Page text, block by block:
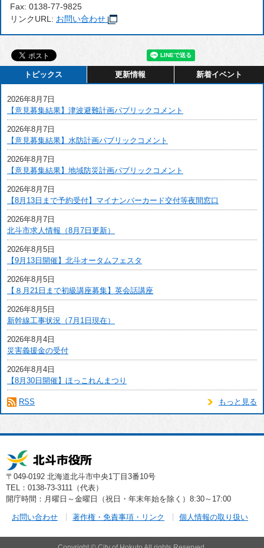
Fax: 0138-77-9825
リンクURL: お問い合わせ
トピックス 更新情報 新着イベント
2026年8月7日
【意見募集結果】津波避難計画パブリックコメント
2026年8月7日
【意見募集結果】水防計画パブリックコメント
2026年8月7日
【意見募集結果】地域防災計画パブリックコメント
2026年8月7日
【8月13日まで予約受付】マイナンバーカード交付等夜間窓口
2026年8月7日
北斗市求人情報（8月7日更新）
2026年8月5日
【9月13日開催】北斗オータムフェスタ
2026年8月5日
【８月21日まで初級講座募集】英会話講座
2026年8月5日
新幹線工事状況（7月1日現在）
2026年8月4日
災害義援金の受付
2026年8月4日
【8月30日開催】ほっこれんまつり
もっと見る
RSS
〒049-0192 北海道北斗市中央1丁目3番10号
TEL：0138-73-3111（代表）
開庁時間：月曜日～金曜日（祝日・年末年始を除く）8:30～17:00
お問い合わせ 著作権・免責事項・リンク 個人情報の取り扱い